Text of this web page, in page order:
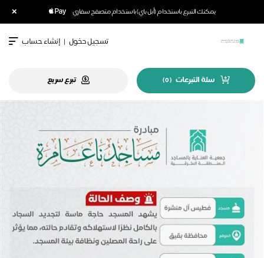
يمكنك التبرع باستخدام (أبل باي) باستخدام متصفح سفاري
تسجيل دخول | إنشاء حساب
سلة التبرعات (
0
) تبرع سريع